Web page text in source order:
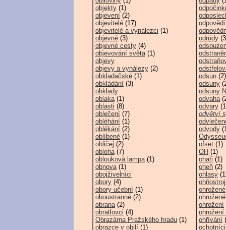
objekty (1)
objevení (2)
objevitelé (17)
objevitelé a vynálezci (1)
objevné (3)
objevné cesty (4)
objevování světa(1)
objevy
objevy a vynálezy (2)
obkladačské (1)
obkládání (3)
obklady
oblaka(1)
oblasti (8)
oblečení (7)
obléhání (1)
oblékání (2)
oblíbené (1)
obličej (2)
obloha(7)
oblouková lampa(1)
obnova(1)
obojživelníci
obory (4)
obory učební (1)
oboustranné (2)
obrana(2)
obratlovci (4)
Obrazárna Pražského hradu (1)
obrazce v obilí (1)
odpovědi
odrůdy
odsun (2)
odsuny
odsuny
odvaha
odvary
odvětví
odvody
ofset (1)
OH (1)
ohaři (1)
oheň (2)
ohlasy
ohrožené
ohrožení
ohrožení
ohřívání
ochotníci